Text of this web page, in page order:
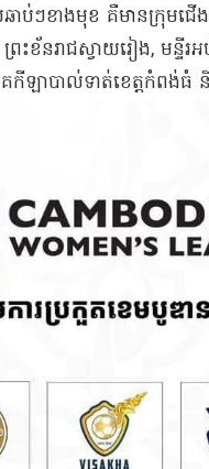
ៗ​ខាងមុខ គឺមាន​ក្រុម​ជើង
ះខ័ន​រាជ​ស្វាយរៀង​, មន្ទីរ
កីឡាបាល់ទាត់​ខេត្តកំពង់ធំ